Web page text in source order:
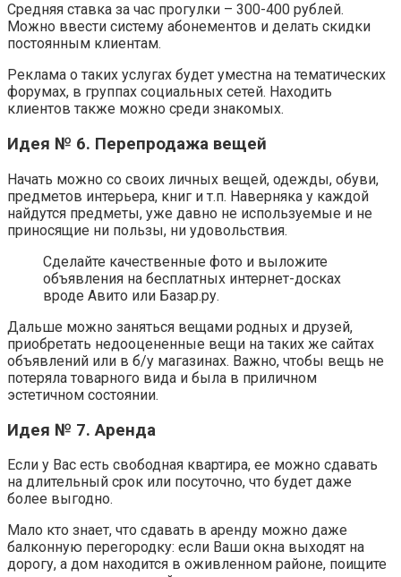
Средняя ставка за час прогулки – 300-400 рублей.
Можно ввести систему абонементов и делать скидки
постоянным клиентам.
Реклама о таких услугах будет уместна на тематических
форумах, в группах социальных сетей. Находить
клиентов также можно среди знакомых.
Идея № 6. Перепродажа вещей
Начать можно со своих личных вещей, одежды, обуви,
предметов интерьера, книг и т.п. Наверняка у каждой
найдутся предметы, уже давно не используемые и не
приносящие ни пользы, ни удовольствия.
Сделайте качественные фото и выложите
объявления на бесплатных интернет-досках
вроде Авито или Базар.ру.
Дальше можно заняться вещами родных и друзей,
приобретать недооцененные вещи на таких же сайтах
объявлений или в б/у магазинах. Важно, чтобы вещь не
потеряла товарного вида и была в приличном
эстетичном состоянии.
Идея № 7. Аренда
Если у Вас есть свободная квартира, ее можно сдавать
на длительный срок или посуточно, что будет даже
более выгодно.
Мало кто знает, что сдавать в аренду можно даже
балконную перегородку: если Ваши окна выходят на
дорогу, а дом находится в оживленном районе, поищите